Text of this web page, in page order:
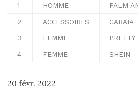
1 HOMME PALM
2 ACCESSOIRES CABAIA
3 FEMME
4 FEMME SHEIN
20 févr. 2022